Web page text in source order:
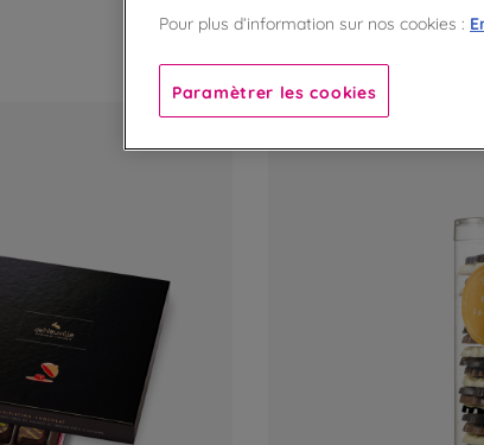
100%
Pour plus d’information sur nos cookies :
Paramètrer les cookies